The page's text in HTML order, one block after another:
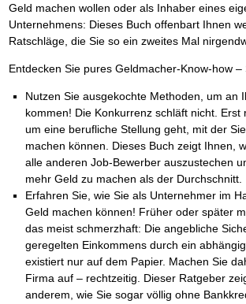
Geld machen wollen oder als Inhaber eines
Unternehmens: Dieses Buch offenbart Ihnen
Ratschläge, die Sie so ein zweites Mal
Entdecken Sie pures Geldmacher-Know-how –
Nutzen Sie ausgekochte Methoden, um an
kommen! Die Konkurrenz schläft nicht. Erst
um eine berufliche Stellung geht, mit der
machen können. Dieses Buch zeigt Ihnen,
alle anderen Job-Bewerber auszustechen
mehr Geld zu machen als der Durchschnitt.
Erfahren Sie, wie Sie als Unternehmer im
Geld machen können! Früher oder später
das meist schmerzhaft: Die angebliche
geregelten Einkommens durch ein
existiert nur auf dem Papier. Machen Sie
Firma auf – rechtzeitig. Dieser Ratgeber
anderem, wie Sie sogar völlig ohne